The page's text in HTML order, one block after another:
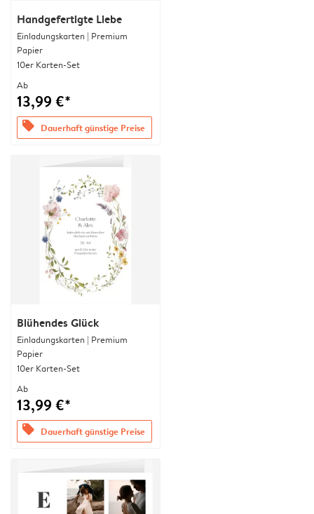
Handgefertigte Liebe
Einladungskarten | Premium
Papier
10er Karten-Set
Ab
13,99 €*
offers Dauerhaft günstige Preise
Blühendes Glück
Einladungskarten | Premium
Papier
10er Karten-Set
Ab
13,99 €*
offers Dauerhaft günstige Preise